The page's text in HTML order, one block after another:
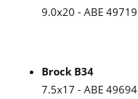
9.0x20 - ABE 49719
Brock B34
7.5x17 - ABE 49694